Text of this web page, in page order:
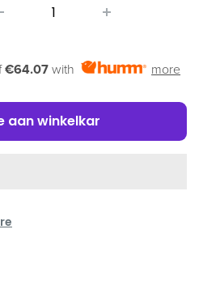
€64.07 with
more
aan winkelkar